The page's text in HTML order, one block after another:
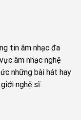
tin âm nhạc đa
âm nhạc nghệ
những bài hát hay
nghệ sĩ.